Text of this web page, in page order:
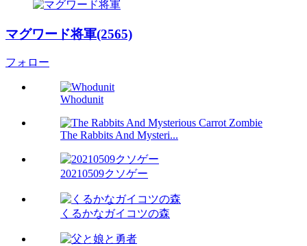
マグワード将軍(2565)
フォロー
Whodunit
The Rabbits And Mysteri...
20210509クソゲー
くるかなガイコツの森